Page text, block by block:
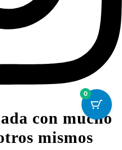
con mucho
mismos
0